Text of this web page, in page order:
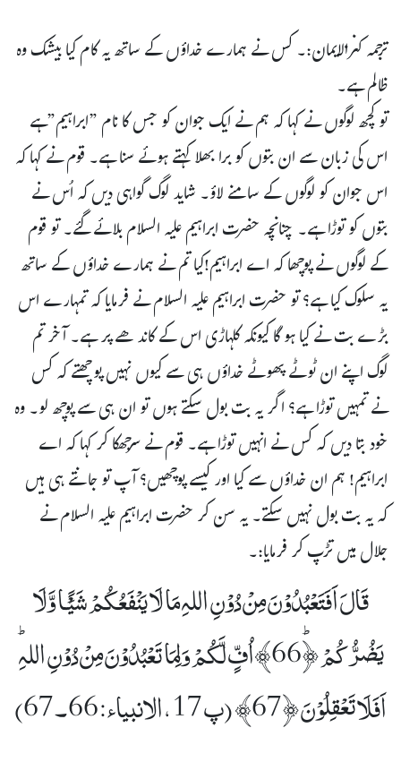
ترجمہ کنزالایمان:۔ کس نے ہمارے خداؤں کے ساتھ یہ کام کیا بیشک وہ
ظالم ہے۔
تو کچھ لوگوں نے کہا کہ ہم نے ایک جوان کو جس کا نام ”ابراہیم”ہے
اس کی زبان سے ان بتوں کو برا بھلا کہتے ہوئے سنا ہے۔ قوم نے کہا کہ
اس جوان کو لوگوں کے سامنے لاؤ۔ شاید لوگ گواہی دیں کہ اُس نے
بتوں کو توڑا ہے۔ چنانچہ حضرت ابراہیم علیہ السلام بلائے گئے۔ تو قوم
کے لوگوں نے پوچھا کہ اے ابراہیم!کیا تم نے ہمارے خداؤں کے ساتھ
یہ سلوک کیا ہے؟ تو حضرت ابراہیم علیہ السلام نے فرمایا کہ تمہارے اس
بڑے بت نے کیا ہو گا کیونکہ کلہاڑی اس کے کاندھے پر ہے۔ آخر تم
لوگ اپنے ان ٹوٹے پھوٹے خداؤں ہی سے کیوں نہیں پوچھتے کہ کس
نے تمہیں توڑا ہے؟ اگر یہ بت بول سکتے ہوں تو ان ہی سے پوچھ لو۔ وہ
خود بتا دیں کہ کس نے انہیں توڑا ہے۔ قوم نے سرجھکا کر کہا کہ اے
ابراہیم! ہم ان خداؤں سے کیا اور کیسے پوچھیں؟ آپ تو جانتے ہی ہیں
کہ یہ بت بول نہیں سکتے۔ یہ سن کر حضرت ابراہیم علیہ السلام نے
جلال میں تڑپ کر فرمایا:۔
قَالَ اَفَتَعْبُدُوۡنَ مِنۡ دُوۡنِ اللہِ مَا لَا یَنۡفَعُکُمْ شَیْـًٔا وَّلَا
یَضُرُّکُمْ ﴿ؕ66﴾اُفٍّ لَّکُمْ وَلِمَا تَعْبُدُوۡنَ مِنۡ دُوۡنِ اللہِ ؕ
اَفَلَا تَعْقِلُوۡنَ ﴿67﴾ (پ 17،الانبیاء:66۔67)